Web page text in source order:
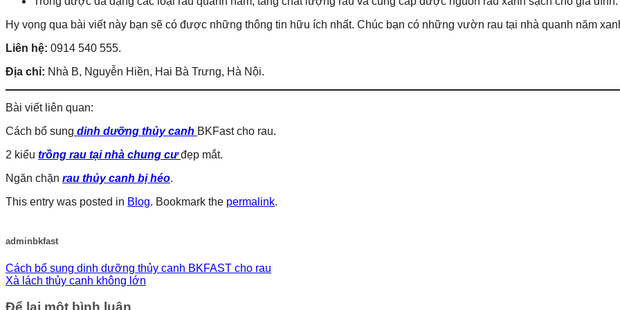
Hy vọng qua bài viết này bạn sẽ có được những thông tin hữu ích nhất. Chúc bạn có những vườn rau tại nhà quanh năm
Liên hệ: 0914 540 555.
Địa chỉ: Nhà B, Nguyễn Hiền, Hai Bà Trưng, Hà Nội.
Bài viết liên quan:
Cách bổ sung dinh dưỡng thủy canh BKFast cho rau.
2 kiểu trồng rau tại nhà chung cư đẹp mắt.
Ngăn chặn rau thủy canh bị héo.
This entry was posted in Blog. Bookmark the permalink.
adminbkfast
Cách bổ sung dinh dưỡng thủy canh BKFAST cho rau
Xà lách thủy canh không lớn